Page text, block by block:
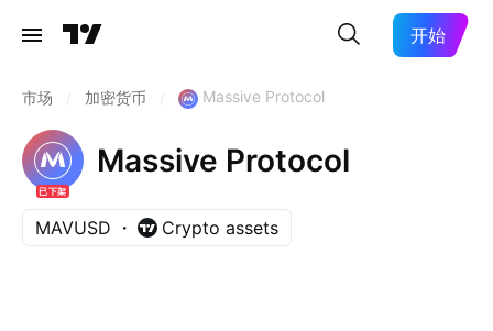
开始
市场 加密货币 Massive Protocol
已下架
Massive Protocol
MAVUSD Crypto assets